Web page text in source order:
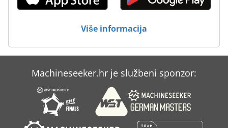
Bomag Bw 80 Adh 2
Bomag Bw 90
Bomag Bw 90 Ad
Bomag Bw 90 Ad 2
Više informacija
Machineseeker.hr je službeni sponzor: